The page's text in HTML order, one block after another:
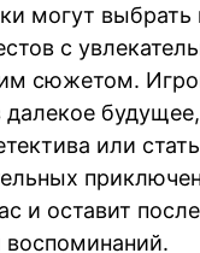
могут выбрать
с
сюжетом.
далекое
или
и оставит
воспоминаний.